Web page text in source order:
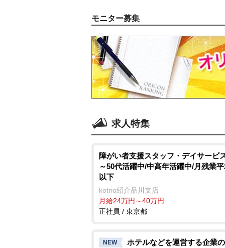
モニター募集
求人特集
障がい者支援スタッフ・デイサービ
～50代活躍中/中高年活躍中/月残業
以下
kotrio紹介品川支店
月給24万円～40万円
正社員 / 東京都
NEW ホテルなどを運営する企業